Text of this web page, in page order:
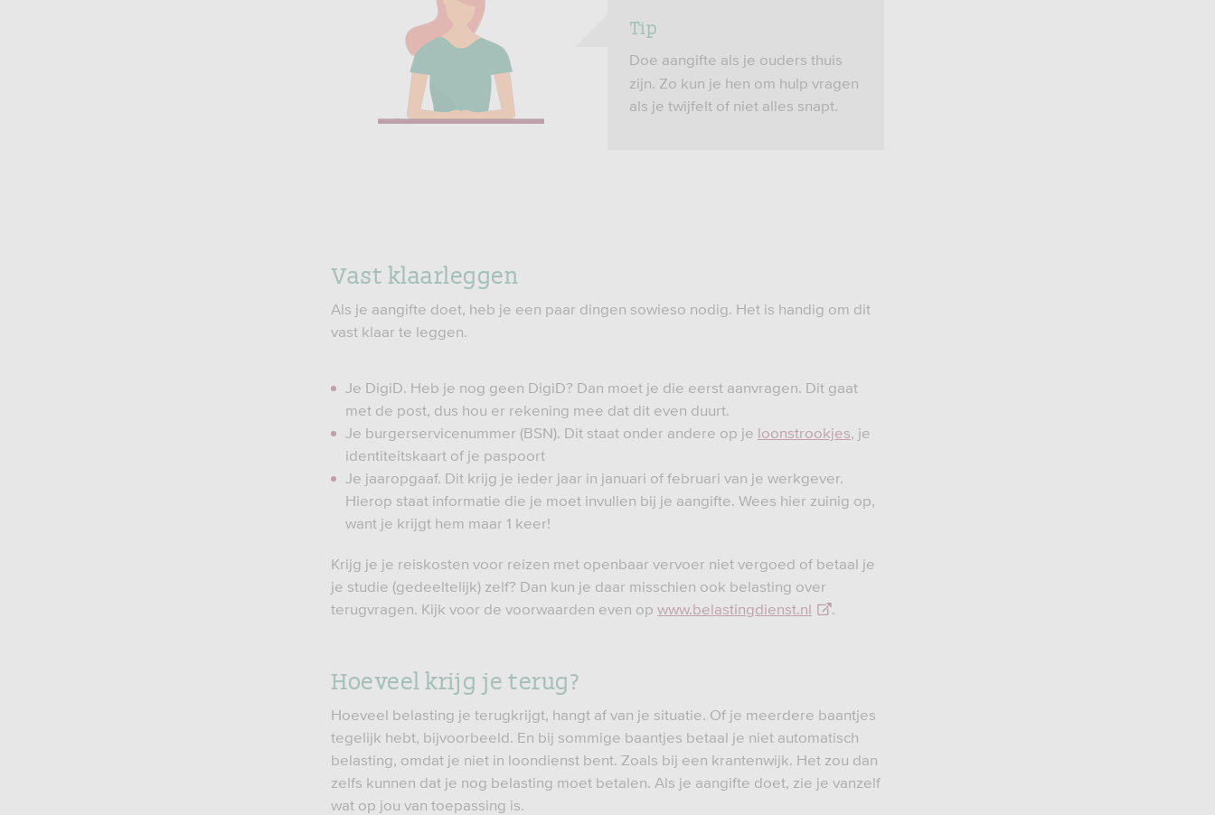
Tip
Doe aangifte als je ouders thuis
zijn. Zo kun je hen om hulp vragen
als je twijfelt of niet alles snapt.
Vast klaarleggen
Als je aangifte doet, heb je een paar dingen sowieso nodig. Het is handig om dit
vast klaar te leggen.
Je DigiD. Heb je nog geen DigiD? Dan moet je die eerst aanvragen. Dit gaat
met de post, dus hou er rekening mee dat dit even duurt.
Je burgerservicenummer (BSN). Dit staat onder andere op je loonstrookjes, je
identiteitskaart of je paspoort
Je jaaropgaaf. Dit krijg je ieder jaar in januari of februari van je werkgever.
Hierop staat informatie die je moet invullen bij je aangifte. Wees hier zuinig op,
want je krijgt hem maar 1 keer!
Krijg je je reiskosten voor reizen met openbaar vervoer niet vergoed of betaal je
je studie (gedeeltelijk) zelf? Dan kun je daar misschien ook belasting over
terugvragen. Kijk voor de voorwaarden even op www.belastingdienst.nl .
Hoeveel krijg je terug?
Hoeveel belasting je terugkrijgt, hangt af van je situatie. Of je meerdere baantjes
tegelijk hebt, bijvoorbeeld. En bij sommige baantjes betaal je niet automatisch
belasting, omdat je niet in loondienst bent. Zoals bij een krantenwijk. Het zou dan
zelfs kunnen dat je nog belasting moet betalen. Als je aangifte doet, zie je vanzelf
wat op jou van toepassing is.